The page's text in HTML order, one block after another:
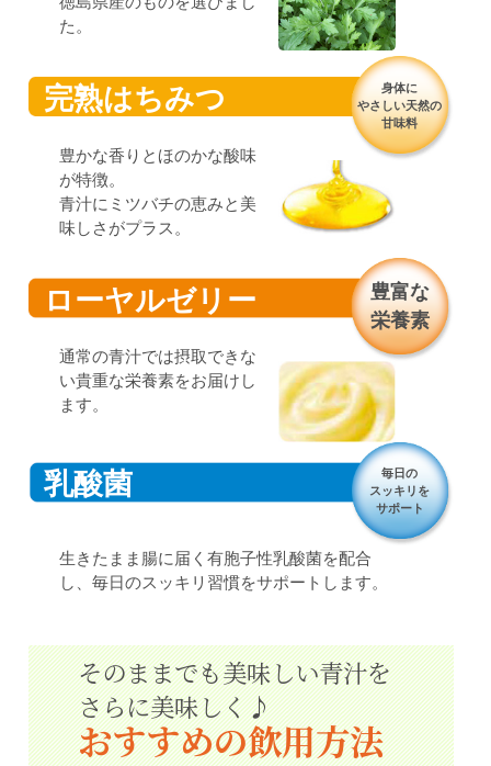
た。
完熟はちみつ
身体に
やさしい天然の
甘味料
豊かな香りとほのかな酸味
が特徴。
青汁にミツバチの恵みと美
味しさがプラス。
ローヤルゼリー
豊富な
栄養素
通常の青汁では摂取できな
い貴重な栄養素をお届けし
ます。
乳酸菌
毎日の
スッキリを
サポート
生きたまま腸に届く有胞子性乳酸菌を配合
し、毎日のスッキリ習慣をサポートします。
そのままでも美味しい青汁を
さらに美味しく♪
おすすめの飲用方法